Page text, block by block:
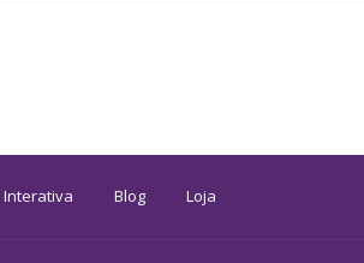
Interativa Blog Loja